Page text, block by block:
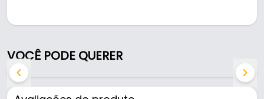
Suporta 165kg.
Características:
VOCÊ PODE QUERER